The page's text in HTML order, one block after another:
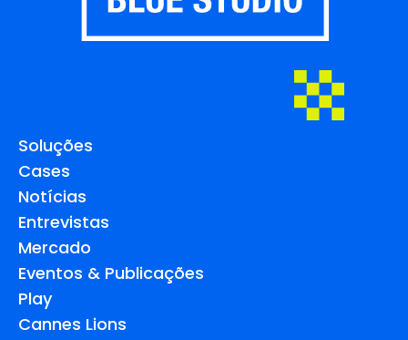
Soluções
Cases
Notícias
Entrevistas
Mercado
Eventos & Publicações
Play
Cannes Lions